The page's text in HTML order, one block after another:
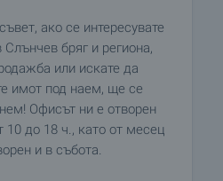
ако се интересувате
бряг и региона,
или искате да
имот под наем, ще се
Офисът ни е отворен
10 до 18 ч., като от месец
и в събота.